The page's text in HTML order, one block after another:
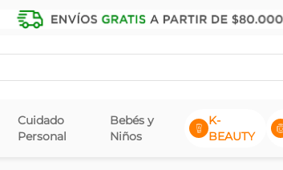
Cuidado
Personal
Bebés y
Niños
K-
BEAUTY